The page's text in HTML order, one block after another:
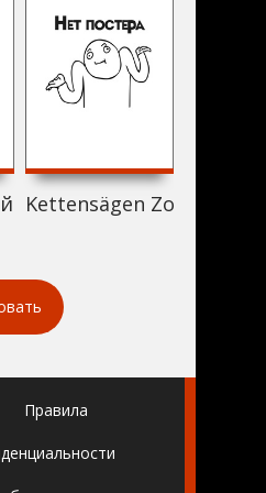
рассвете (1999)
Kettensägen Zombies
Правила